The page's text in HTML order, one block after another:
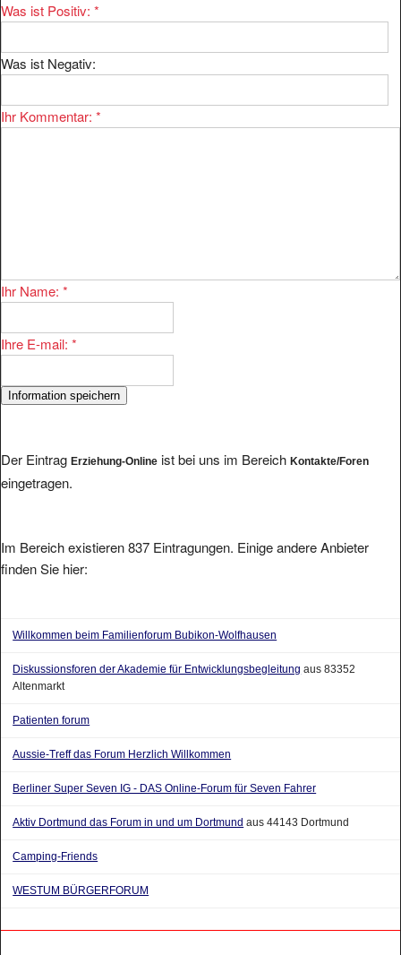
Was ist Positiv: *
Was ist Negativ:
Ihr Kommentar: *
Ihr Name: *
Ihre E-mail: *
Der Eintrag Erziehung-Online ist bei uns im Bereich Kontakte/Foren
eingetragen.
Im Bereich existieren 837 Eintragungen. Einige andere Anbieter
finden Sie hier:
Willkommen beim Familienforum Bubikon-Wolfhausen
Diskussionsforen der Akademie für Entwicklungsbegleitung aus 83352
Altenmarkt
Patienten forum
Aussie-Treff das Forum Herzlich Willkommen
Berliner Super Seven IG - DAS Online-Forum für Seven Fahrer
Aktiv Dortmund das Forum in und um Dortmund aus 44143 Dortmund
Camping-Friends
WESTUM BÜRGERFORUM